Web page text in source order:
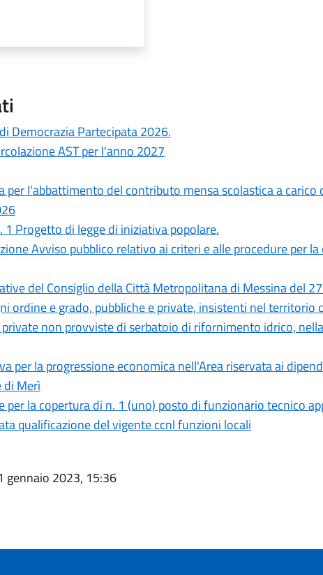
Democrazia Partecipata 2026.
AST per l'anno 2027
per l'abbattimento del contributo mensa scolastica a carico
Progetto di legge di iniziativa popolare.
Avviso pubblico relativo ai criteri e alle procedure per
del Consiglio della Città Metropolitana di Messina del
ordine e grado, pubbliche e private, insistenti nel territorio
non provviste di serbatoio di rifornimento idrico,
per la progressione economica nell'Area riservata ai
di Merì
per la copertura di n. 1 (uno) posto di funzionario tecnico
qualificazione del vigente ccnl funzioni locali
gennaio 2023, 15:36